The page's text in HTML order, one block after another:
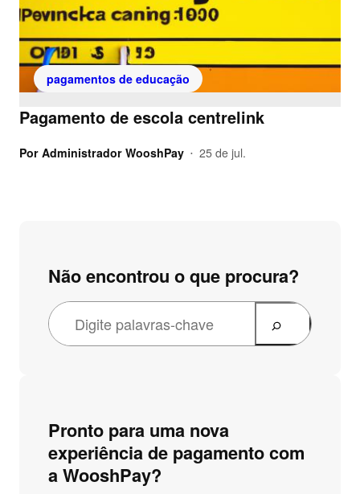
pagamentos de educação
Pagamento de escola centrelink
Por Administrador WooshPay • 25 de jul.
Não encontrou o que procura?
Pronto para uma nova
experiência de pagamento com
a WooshPay?